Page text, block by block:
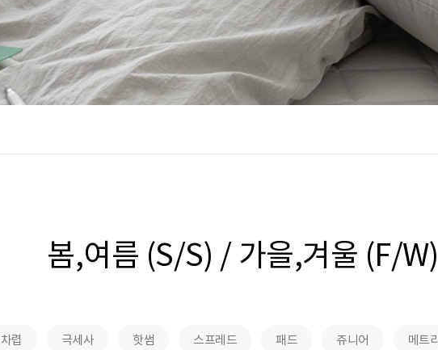
봄,여름 (S/S) / 가을,겨울 (F/W)
차렵 극세사 핫썸 스프레드 패드 쥬니어 메트